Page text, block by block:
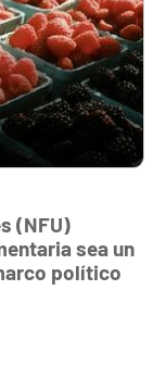
(NFU)
sea un
político